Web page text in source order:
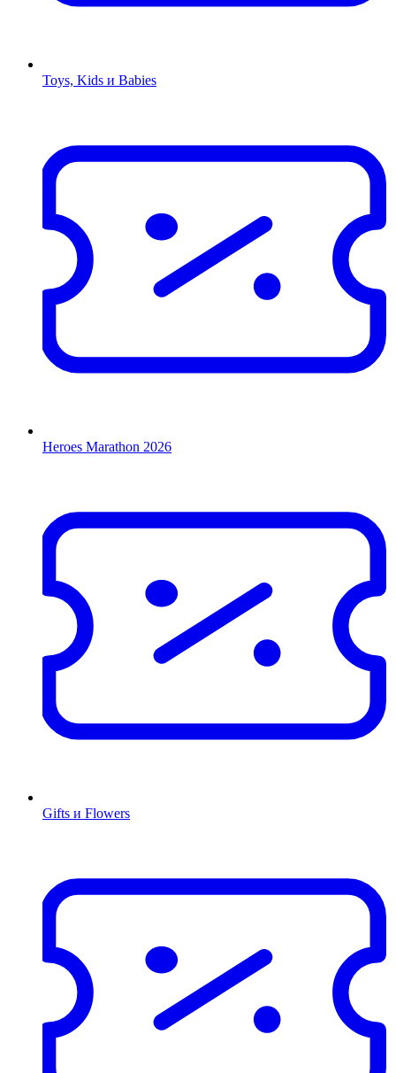
Toys, Kids и Babies
Heroes Marathon 2026
Gifts и Flowers